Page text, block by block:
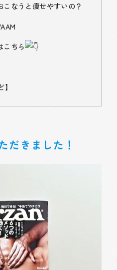
なうと痩せやすいの？
こちら
だきました！